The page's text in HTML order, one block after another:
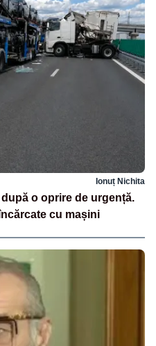
Ionuț Nichita
o oprire de urgență.
cu mașini